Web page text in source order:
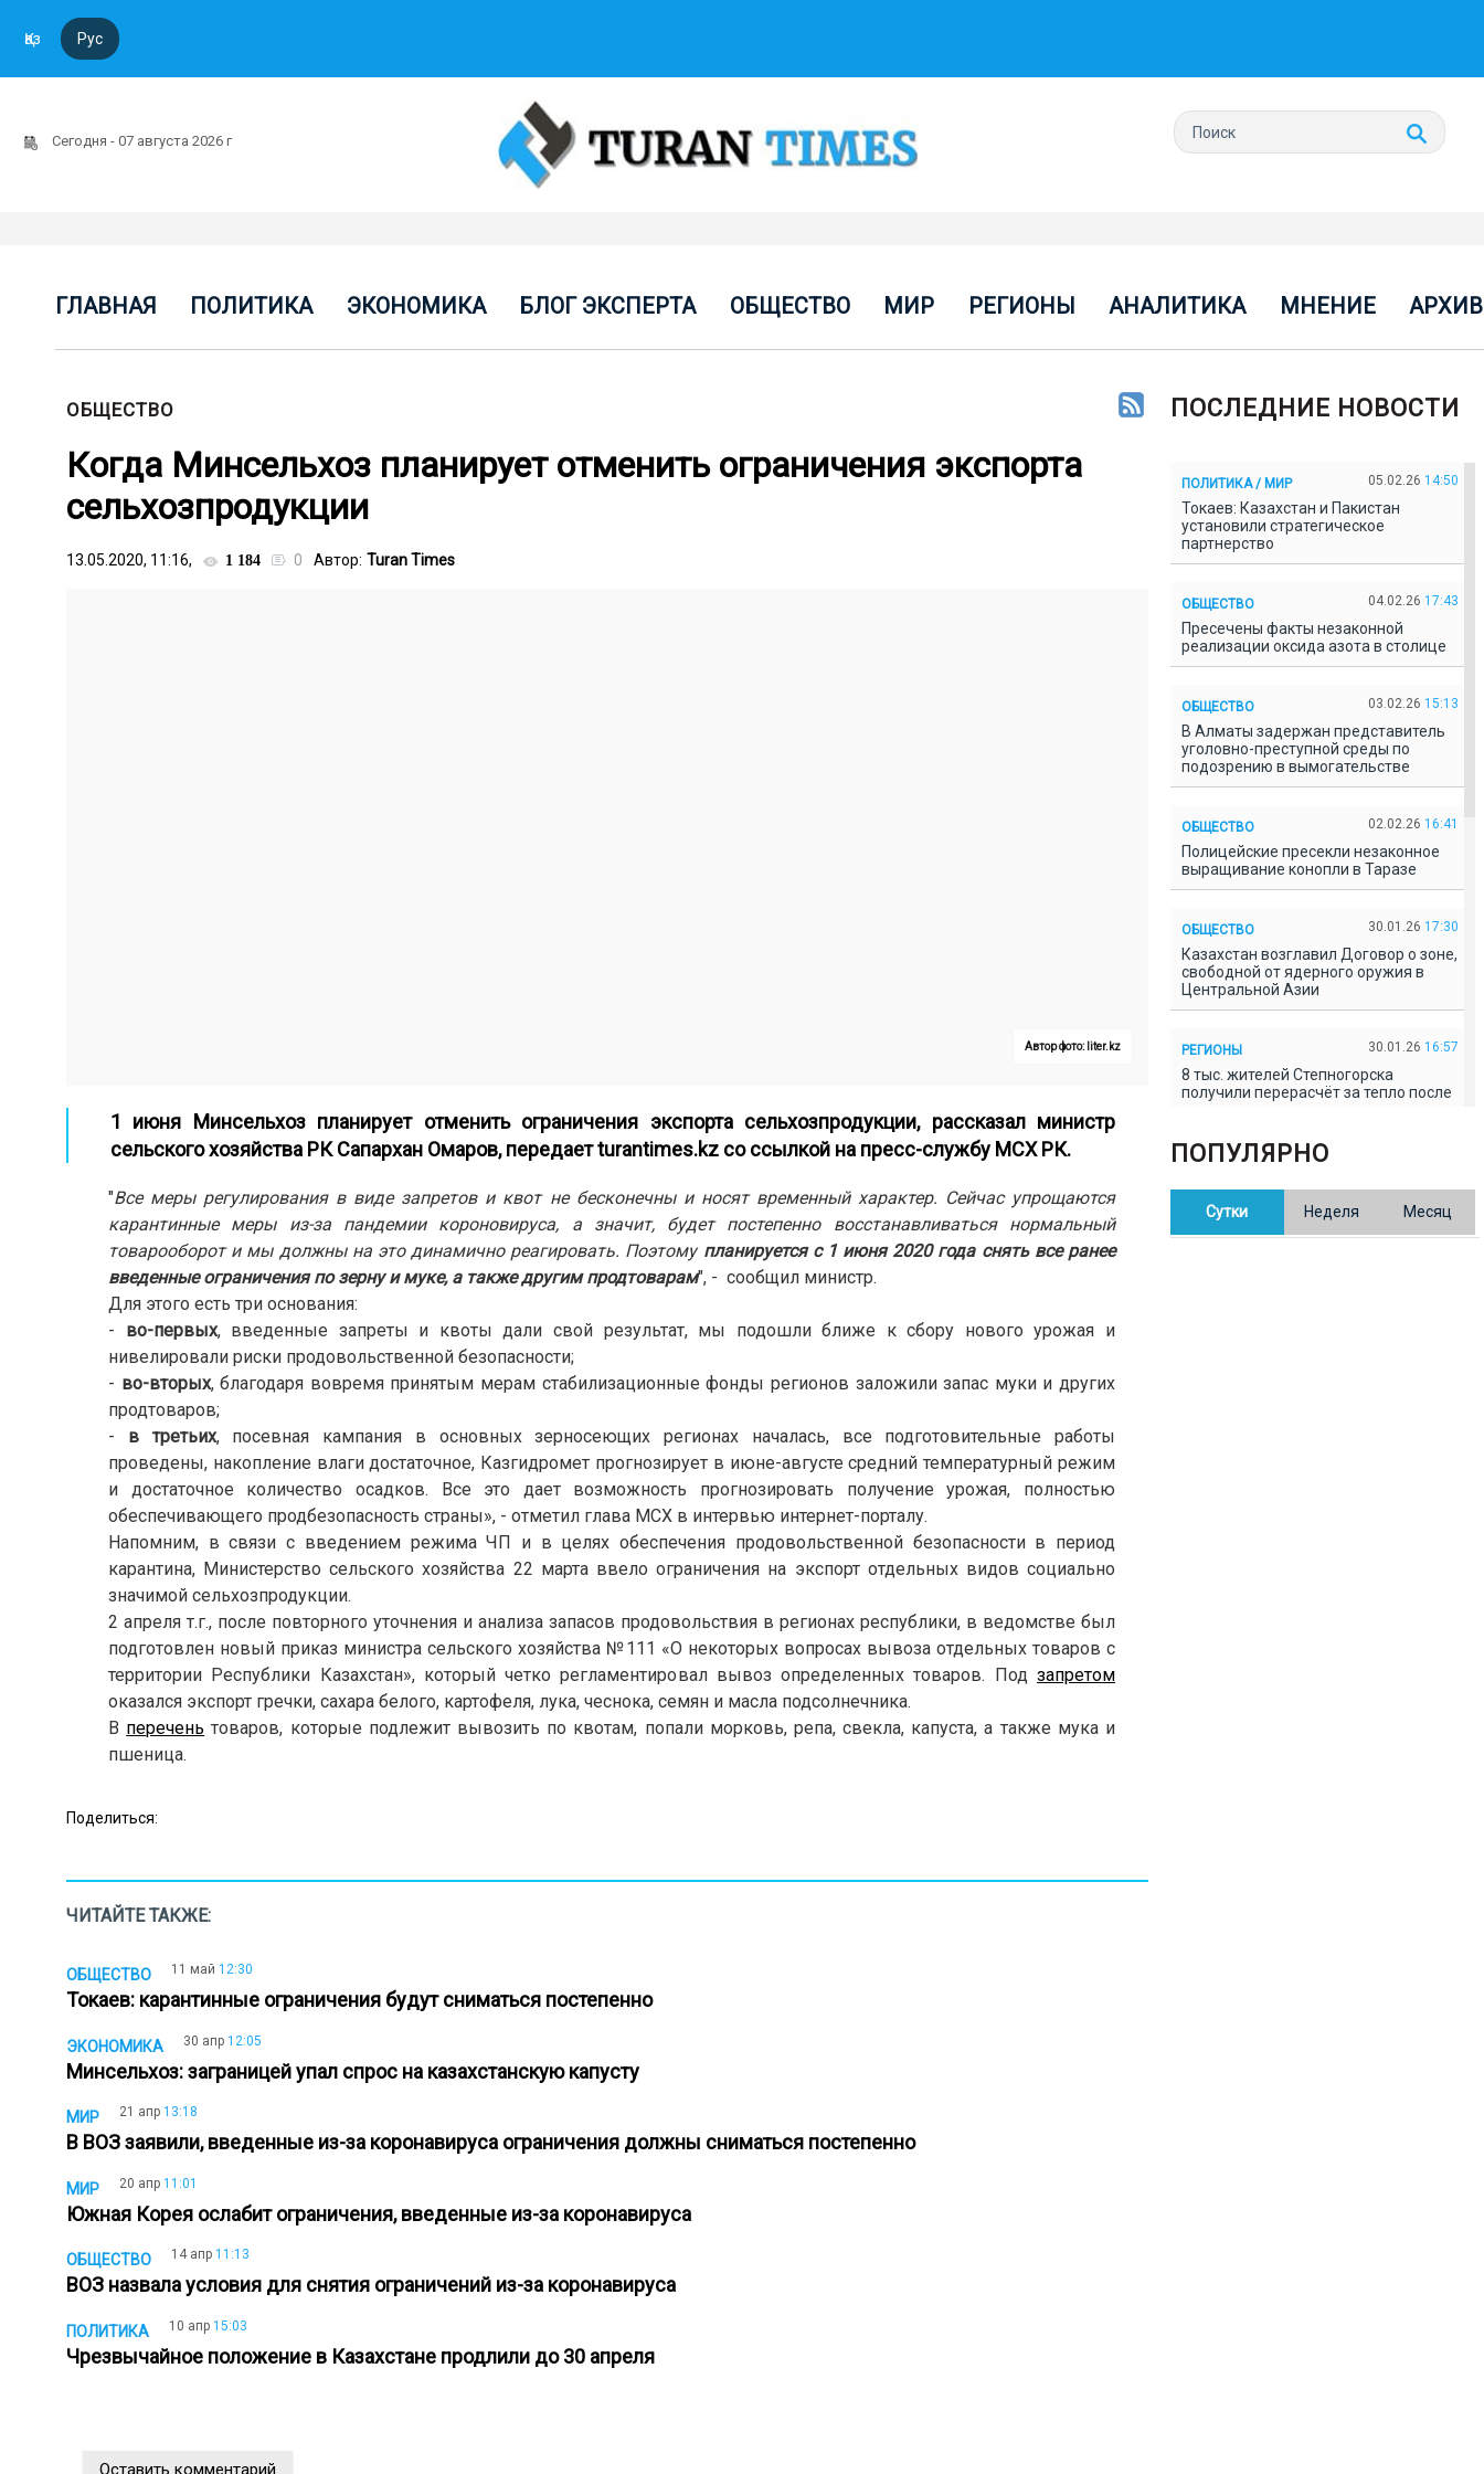
Қаз Рус
Сегодня - 07 августа 2026 г
ГЛАВНАЯ ПОЛИТИКА ЭКОНОМИКА БЛОГ ЭКСПЕРТА ОБЩЕСТВО МИР РЕГИОНЫ АНАЛИТИКА МНЕНИЕ АРХИВ
ОБЩЕСТВО
Когда Минсельхоз планирует отменить ограничения экспорта
сельхозпродукции
13.05.2020, 11:16, 1 184 0 Автор: Turan Times
Автор фото: liter.kz
1 июня Минсельхоз планирует отменить ограничения экспорта сельхозпродукции, рассказал министр
сельского хозяйства РК Сапархан Омаров, передаетturantimes.kz со ссылкой на пресс-службу МСХ РК.
"Все меры регулирования в виде запретов и квот не бесконечны и носят временный характер. Сейчас упрощаются
карантинные меры из-за пандемии короновируса, а значит, будет постепенно восстанавливаться нормальный
товарооборот и мы должны на это динамично реагировать. Поэтому планируется с 1 июня 2020 года снять все ранее
введенные ограничения по зерну и муке, а также другим продтоварам", - сообщил министр.
Для этого есть три основания:
-
во-первых, введенные запреты и квоты дали свой результат, мы подошли ближе к сбору нового урожая и
нивелировали риски продовольственной безопасности;
- во-вторых, благодаря вовремя принятым мерам стабилизационные фонды регионов заложили запас муки и других
продтоваров;
-
в третьих, посевная кампания в основных зерносеющих регионах началась, все подготовительные работы
проведены, накопление влаги достаточное, Казгидромет прогнозирует в июне-августе средний температурный режим
и достаточное количество осадков. Все это дает возможность прогнозировать получение урожая, полностью
обеспечивающего продбезопасность страны», - отметил глава МСХ в интервью интернет-порталу.
Напомним, в связи с введением режима ЧП и в целях обеспечения продовольственной безопасности в период
карантина, Министерство сельского хозяйства 22 марта ввело ограничения на экспорт отдельных видов социально
значимой сельхозпродукции.
2 апреля т.г., после повторного уточнения и анализа запасов продовольствия в регионах республики, в ведомстве был
подготовлен новый приказ министра сельского хозяйства №111 «О некоторых вопросах вывоза отдельных товаров с
территории Республики Казахстан», который четко регламентировал вывоз определенных товаров. Под запретом
оказался экспорт гречки, сахара белого, картофеля, лука, чеснока, семян и масла подсолнечника.
В перечень товаров, которые подлежит вывозить по квотам, попали морковь, репа, свекла, капуста, а также мука и
пшеница.
Поделиться:
ЧИТАЙТЕ ТАКЖЕ:
ОБЩЕСТВО 11 май 12:30
Токаев: карантинные ограничения будут сниматься постепенно
ЭКОНОМИКА 30 апр 12:05
Минсельхоз: заграницей упал спрос на казахстанскую капусту
МИР 21 апр 13:18
В ВОЗ заявили, введенные из-за коронавируса ограничения должны сниматься постепенно
МИР 20 апр 11:01
Южная Корея ослабит ограничения, введенные из-за коронавируса
ОБЩЕСТВО 14 апр 11:13
ВОЗ назвала условия для снятия ограничений из-за коронавируса
ПОЛИТИКА 10 апр 15:03
Чрезвычайное положение в Казахстане продлили до 30 апреля
Оставить комментарий
ПОСЛЕДНИЕ НОВОСТИ
ПОЛИТИКА / МИР 05.02.26 14:50
Токаев: Казахстан и Пакистан
установили стратегическое
партнерство
ОБЩЕСТВО 04.02.26 17:43
Пресечены факты незаконной
реализации оксида азота в столице
ОБЩЕСТВО 03.02.26 15:13
В Алматы задержан представитель
уголовно-преступной среды по
подозрению в вымогательстве
ОБЩЕСТВО 02.02.26 16:41
Полицейские пресекли незаконное
выращивание конопли в Таразе
ОБЩЕСТВО 30.01.26 17:30
Казахстан возглавил Договор о зоне,
свободной от ядерного оружия в
Центральной Азии
РЕГИОНЫ 30.01.26 16:57
8 тыс. жителей Степногорска
получили перерасчёт за тепло после
В Казахстане готовят новую
редакцию Конституции: меняется
ПОПУЛЯРНО
Сутки Неделя Месяц